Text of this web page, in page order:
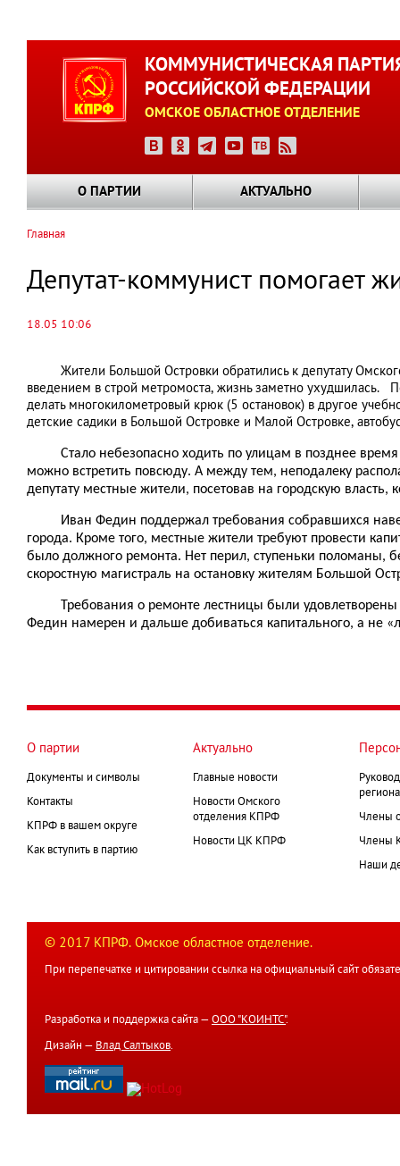
КОММУНИСТИЧЕСКАЯ
РОССИЙСКОЙ ФЕДЕРАЦИИ
ОМСКОЕ ОБЛАСТНОЕ ОТДЕЛЕНИЕ
О ПАРТИИ АКТУАЛЬНО
навигации
Главная
Депутат-коммунист помогает
18.05 10:06
Жители Большой Островки обратились к депутату
введением в строй метромоста, жизнь заметно ухудшилась.
делать многокилометровый крюк (5 остановок) в другое
детские садики в Большой Островке и Малой Островке,
Стало небезопасно ходить по улицам в позднее
можно встретить повсюду. А между тем, неподалеку
депутату местные жители, посетовав на городскую власть,
Иван Федин поддержал требования собравшихся
города. Кроме того, местные жители требуют провести
было должного ремонта. Нет перил, ступеньки поломаны,
скоростную магистраль на остановку жителям Большой
Требования о ремонте лестницы были
Федин намерен и дальше добиваться капитального, а не
О партии
Документы и символы
Контакты
КПРФ в вашем округе
Как вступить в партию
Актуально
Главные новости
Новости Омского
отделения КПРФ
Новости ЦК КПРФ
Члены
Члены
Наши
© 2017 КПРФ. Омское областное отделение.
При перепечатке и цитировании ссылка на официальный сайт
Разработка и поддержка сайта — ООО "КОИНТС".
Дизайн — Влад Салтыков.